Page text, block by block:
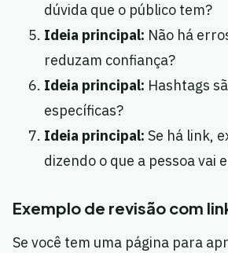
dúvida que o público tem?
Ideia principal: Não há
reduzam confiança?
Ideia principal: Hashtags
específicas?
Ideia principal: Se há link,
dizendo o que a pessoa vai
Exemplo de revisão com
Se você tem uma página para